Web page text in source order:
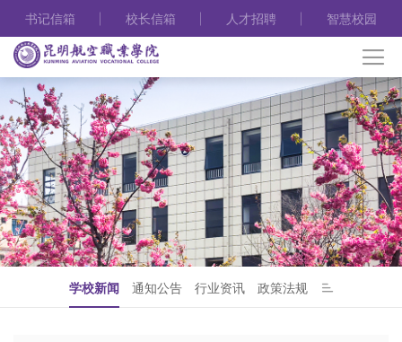
书记信箱 校长信箱 人才招聘 智慧校园
学校新闻 通知公告 行业资讯 政策法规